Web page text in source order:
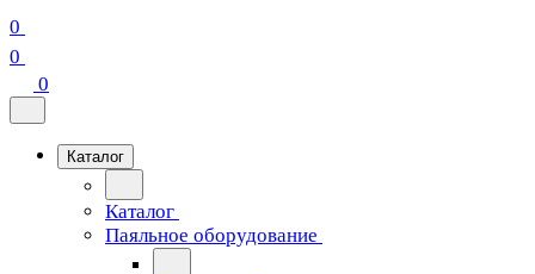
0
0
0
Каталог
Каталог
Паяльное оборудование